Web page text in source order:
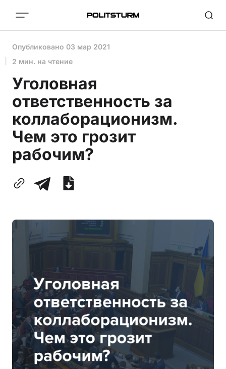
Опубликовано 03 мар 2021
2 мин. на чтение
Уголовная
ответственность за
коллаборационизм.
Чем это грозит
рабочим?